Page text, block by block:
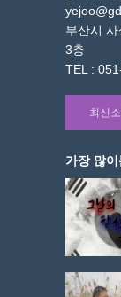
부산시
3층
TEL :
최신
가장 많